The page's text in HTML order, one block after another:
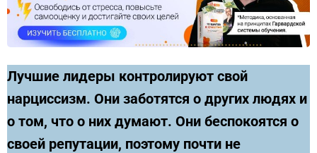
Лучшие лидеры контролируют свой
нарциссизм. Они заботятся о других людях и
о том, что о них думают. Они беспокоятся о
своей репутации, поэтому почти не